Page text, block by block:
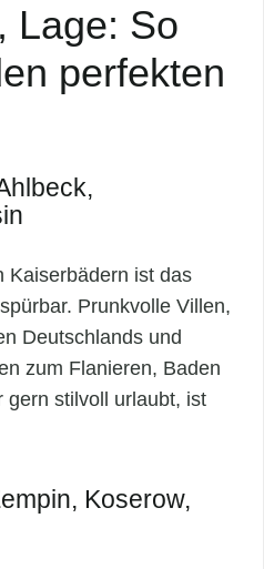
Lage: So
perfekten
Kaiserbädern ist das
Prunkvolle Villen,
Deutschlands und
zum Flanieren, Baden
gern stilvoll urlaubt, ist
Koserow,